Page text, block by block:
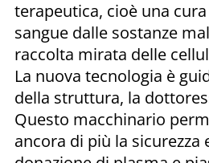
terapeutica, cioè una
sangue dalle sostanze
raccolta mirata delle
La nuova tecnologia è
della struttura, la
Questo macchinario
ancora di più la sicurezza